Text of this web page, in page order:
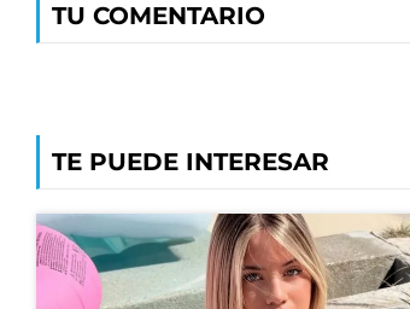
TU COMENTARIO
TE PUEDE INTERESAR